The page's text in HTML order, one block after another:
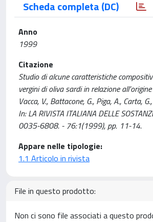
Scheda completa (DC)
Anno
1999
Citazione
Studio di alcune caratteristiche
vergini di oliva sardi in relazione
Vacca, V., Battacone, G., Piga, A., Carta,
In: LA RIVISTA ITALIANA DELLE
0035-6808. - 76:1(1999), pp. 11-14.
Appare nelle tipologie:
1.1 Articolo in rivista
File in questo prodotto:
Non ci sono file associati a questo